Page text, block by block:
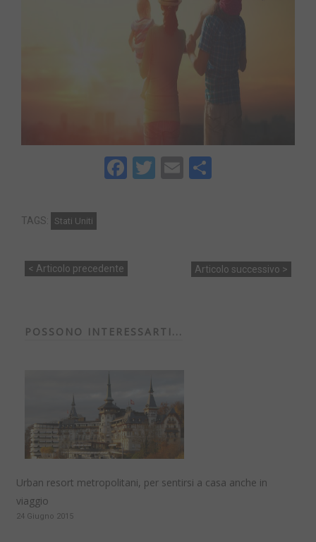
Facebook
Twitter
Email
TAGS: Stati Uniti
< Articolo precedente Articolo successivo >
POSSONO INTERESSARTI...
Urban resort metropolitani, per sentirsi a casa anche in
viaggio
24 Giugno 2015